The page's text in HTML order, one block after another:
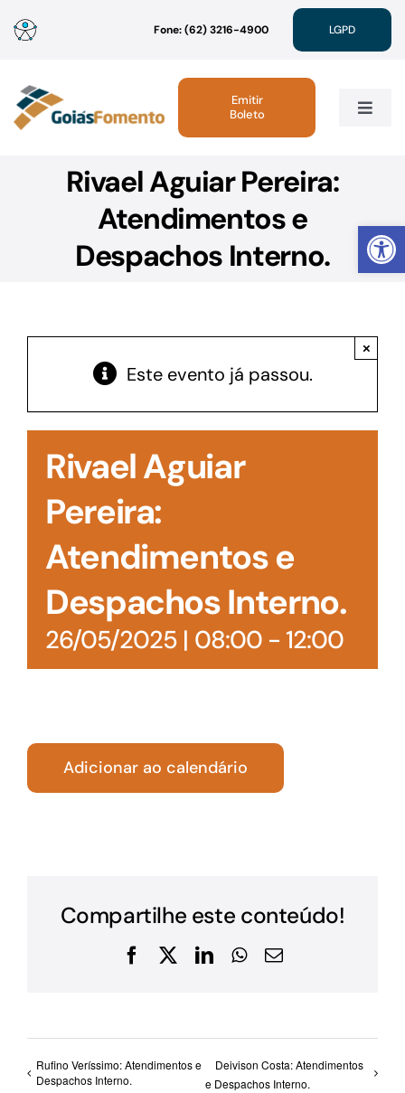
Abrir
para
conteúdo
Fone: (62) 3216-4900 LGPD
Toggle
Institucional
Linhas de Crédito
Acesso à Informação
Emitir
Boleto
Rivael Aguiar Pereira:
Atendimentos e
Despachos Interno.
Este evento já passou.
×
Rivael Aguiar
Pereira:
Atendimentos e
Despachos Interno.
26/05/2025 | 08:00- 12:00
Adicionar ao calendário
Compartilhe este conteúdo!
Facebook
X LinkedInWhatsApp
E-
Rufino Veríssimo: Atendimentos e
Despachos Interno.
Deivison Costa: Atendimentos
e Despachos Interno.